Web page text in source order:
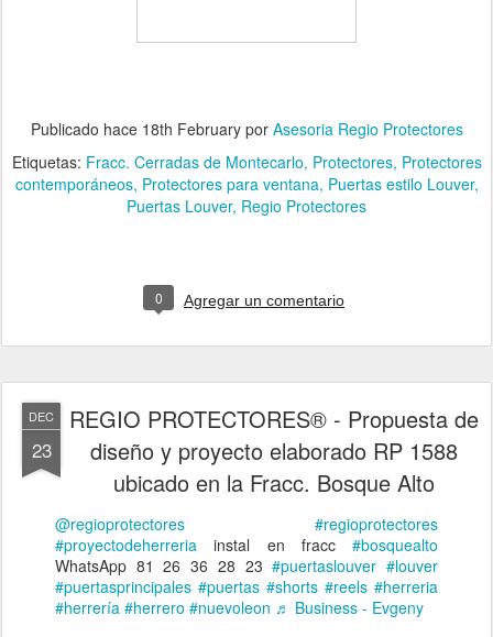
Publicado hace 18th Februarypor Asesoria Regio Protectores
Etiquetas: Fracc. Cerradas de Montecarlo Protectores Protectores
contemporáneos Protectores para ventana Puertas estilo Louver
Puertas Louver Regio Protectores
0 Agregar un comentario
DEC
23
REGIO PROTECTORES® - Propuesta de
diseño y proyecto elaborado RP 1588
ubicado en la Fracc. Bosque Alto
@regioprotectores
#regioprotectores
#proyectodeherreria instal en fracc #bosquealto
WhatsApp 81 26 36 28 23#puertaslouver #louver
#puertasprincipales #puertas #shorts #reels #herreria
#herrería #herrero #nuevoleon ♬ Business - Evgeny